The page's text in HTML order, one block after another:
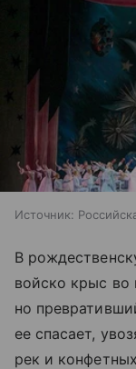
Источник:
В
войско крыс во
но
ее спасает,
рек и